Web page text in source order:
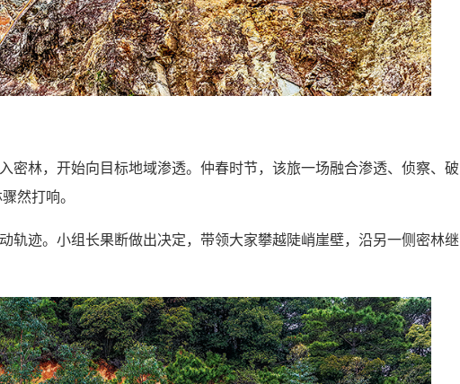
密林，开始向目标地域渗透。仲春时节，该旅一场融合渗透、侦察、破
然打响。
轨迹。小组长果断做出决定，带领大家攀越陡峭崖壁，沿另一侧密林继